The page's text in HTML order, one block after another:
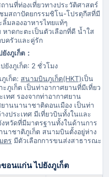
ถานที่ท่องเที่ยวทางประวัติศาสตร์
สถาปัตยกรรมชิโน-โปรตุกีสที่มี
มลองอาหารไทยแท้ๆ
าดกะตะเป็นตัวเลือกที่ดี น้ำใส
ครัวและคู่รัก
งภูเก็ต：
ยังภูเก็ต: 2 ชั่วโมง
เก็ต: สนามบินภูเก็ต(HKT)เป็น
ภูเก็ต เป็นท่าอากาศยานที่มีเที่ยว
ทศ รองจากท่าอากาศยาน
นนานาชาติดอนเมือง เป็นท่า
งประเทศ มีเที่ยวบินทั้งในและ
หวัดที่มีมาตรฐานทั้งในด้านการ
นาชาติภูเก็ต สนามบินตั้งอยู่ห่าง
ตร มีตัวเลือกการขนส่งสาธารณะ
อนแก่น ไปยังภูเก็ต